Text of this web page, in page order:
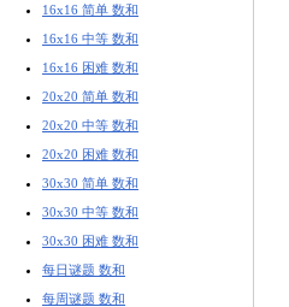
16x16 简单 数和
16x16 中等 数和
16x16 困难 数和
20x20 简单 数和
20x20 中等 数和
20x20 困难 数和
30x30 简单 数和
30x30 中等 数和
30x30 困难 数和
每日谜题 数和
每周谜题 数和